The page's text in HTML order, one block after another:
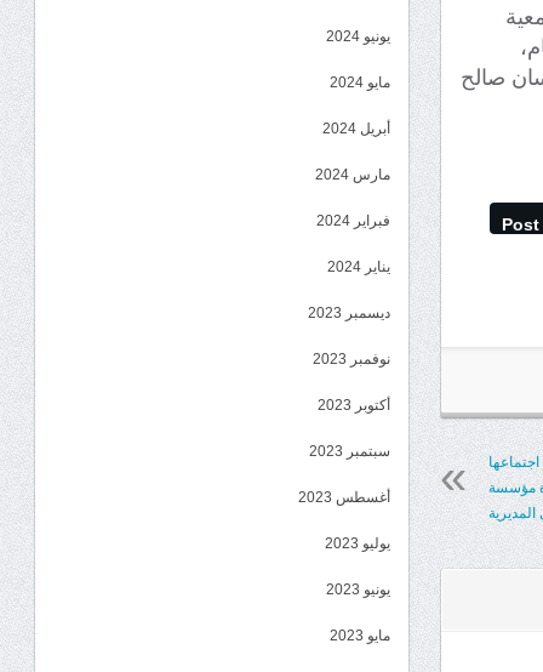
صالح
Post
اجتماعها
مؤسسة
المديرية
يونيو 2024
مايو 2024
أبريل 2024
مارس 2024
فبراير 2024
يناير 2024
ديسمبر 2023
نوفمبر 2023
أكتوبر 2023
سبتمبر 2023
أغسطس 2023
يوليو 2023
يونيو 2023
مايو 2023